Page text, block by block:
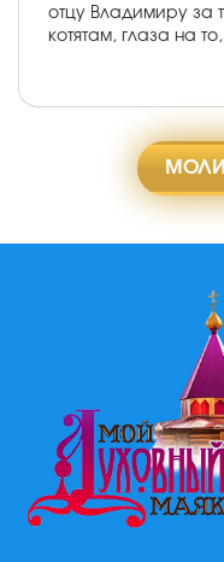
отцу Владимиру за
котятам, глаза на